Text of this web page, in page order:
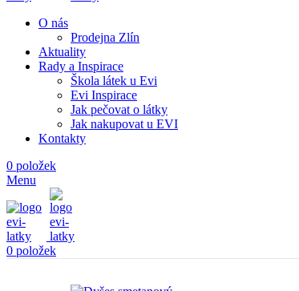
O nás
Prodejna Zlín
Aktuality
Rady a Inspirace
Škola látek u Evi
Evi Inspirace
Jak pečovat o látky
Jak nakupovat u EVI
Kontakty
0 položek
Menu
0 položek